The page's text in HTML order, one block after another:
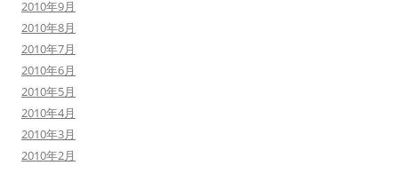
2010年9月
2010年8月
2010年7月
2010年6月
2010年5月
2010年4月
2010年3月
2010年2月